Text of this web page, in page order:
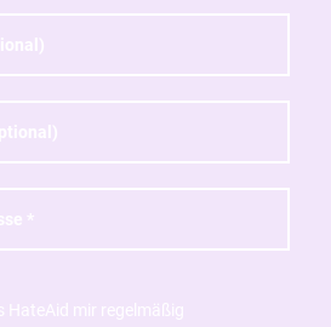
HateAid mir regelmäßig